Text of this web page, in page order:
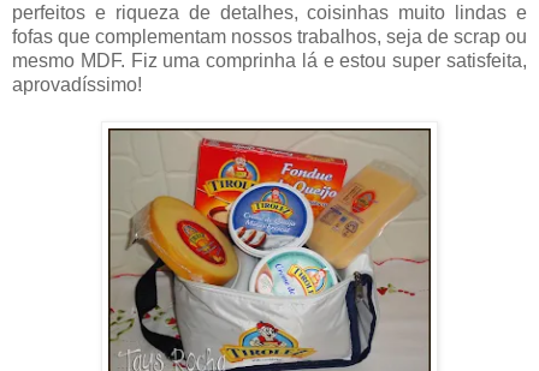
perfeitos e riqueza de detalhes, coisinhas muito lindas e
fofas que complementam nossos trabalhos, seja de scrap ou
mesmo MDF. Fiz uma comprinha lá e estou super satisfeita,
aprovadíssimo!